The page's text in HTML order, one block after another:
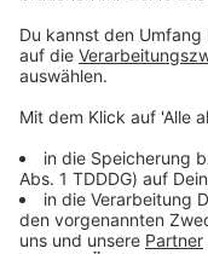
DAS KÖNNTE
Bayern